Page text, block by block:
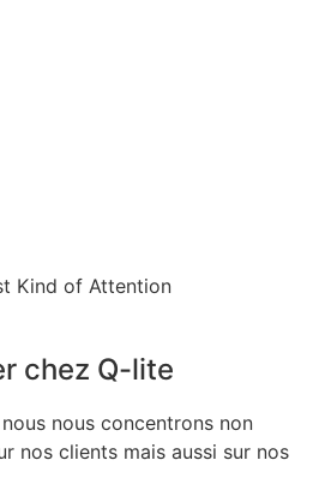
Kind of Attention
chez Q-lite
nous concentrons non
nos clients mais aussi sur nos